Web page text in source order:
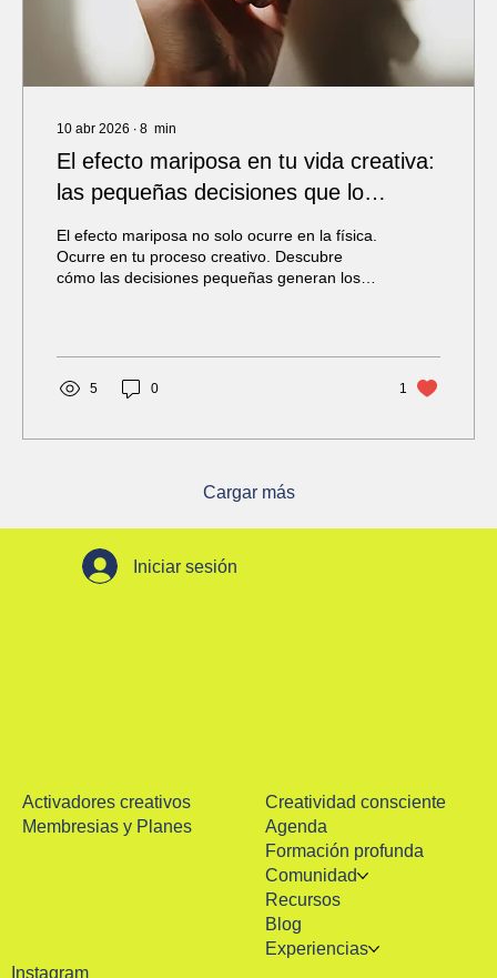
10 abr 2026 ∙ 8 min
El efecto mariposa en tu vida creativa:
las pequeñas decisiones que lo
El efecto mariposa no solo ocurre en la física.
Ocurre en tu proceso creativo. Descubre
cómo las decisiones pequeñas generan los
5 0 1
Cargar más
Instagram
Iniciar sesión
Creatividad consciente
Agenda
Formación profunda
Comunidad
Recursos
Blog
Experiencias
Activadores creativos
Membresias y Planes